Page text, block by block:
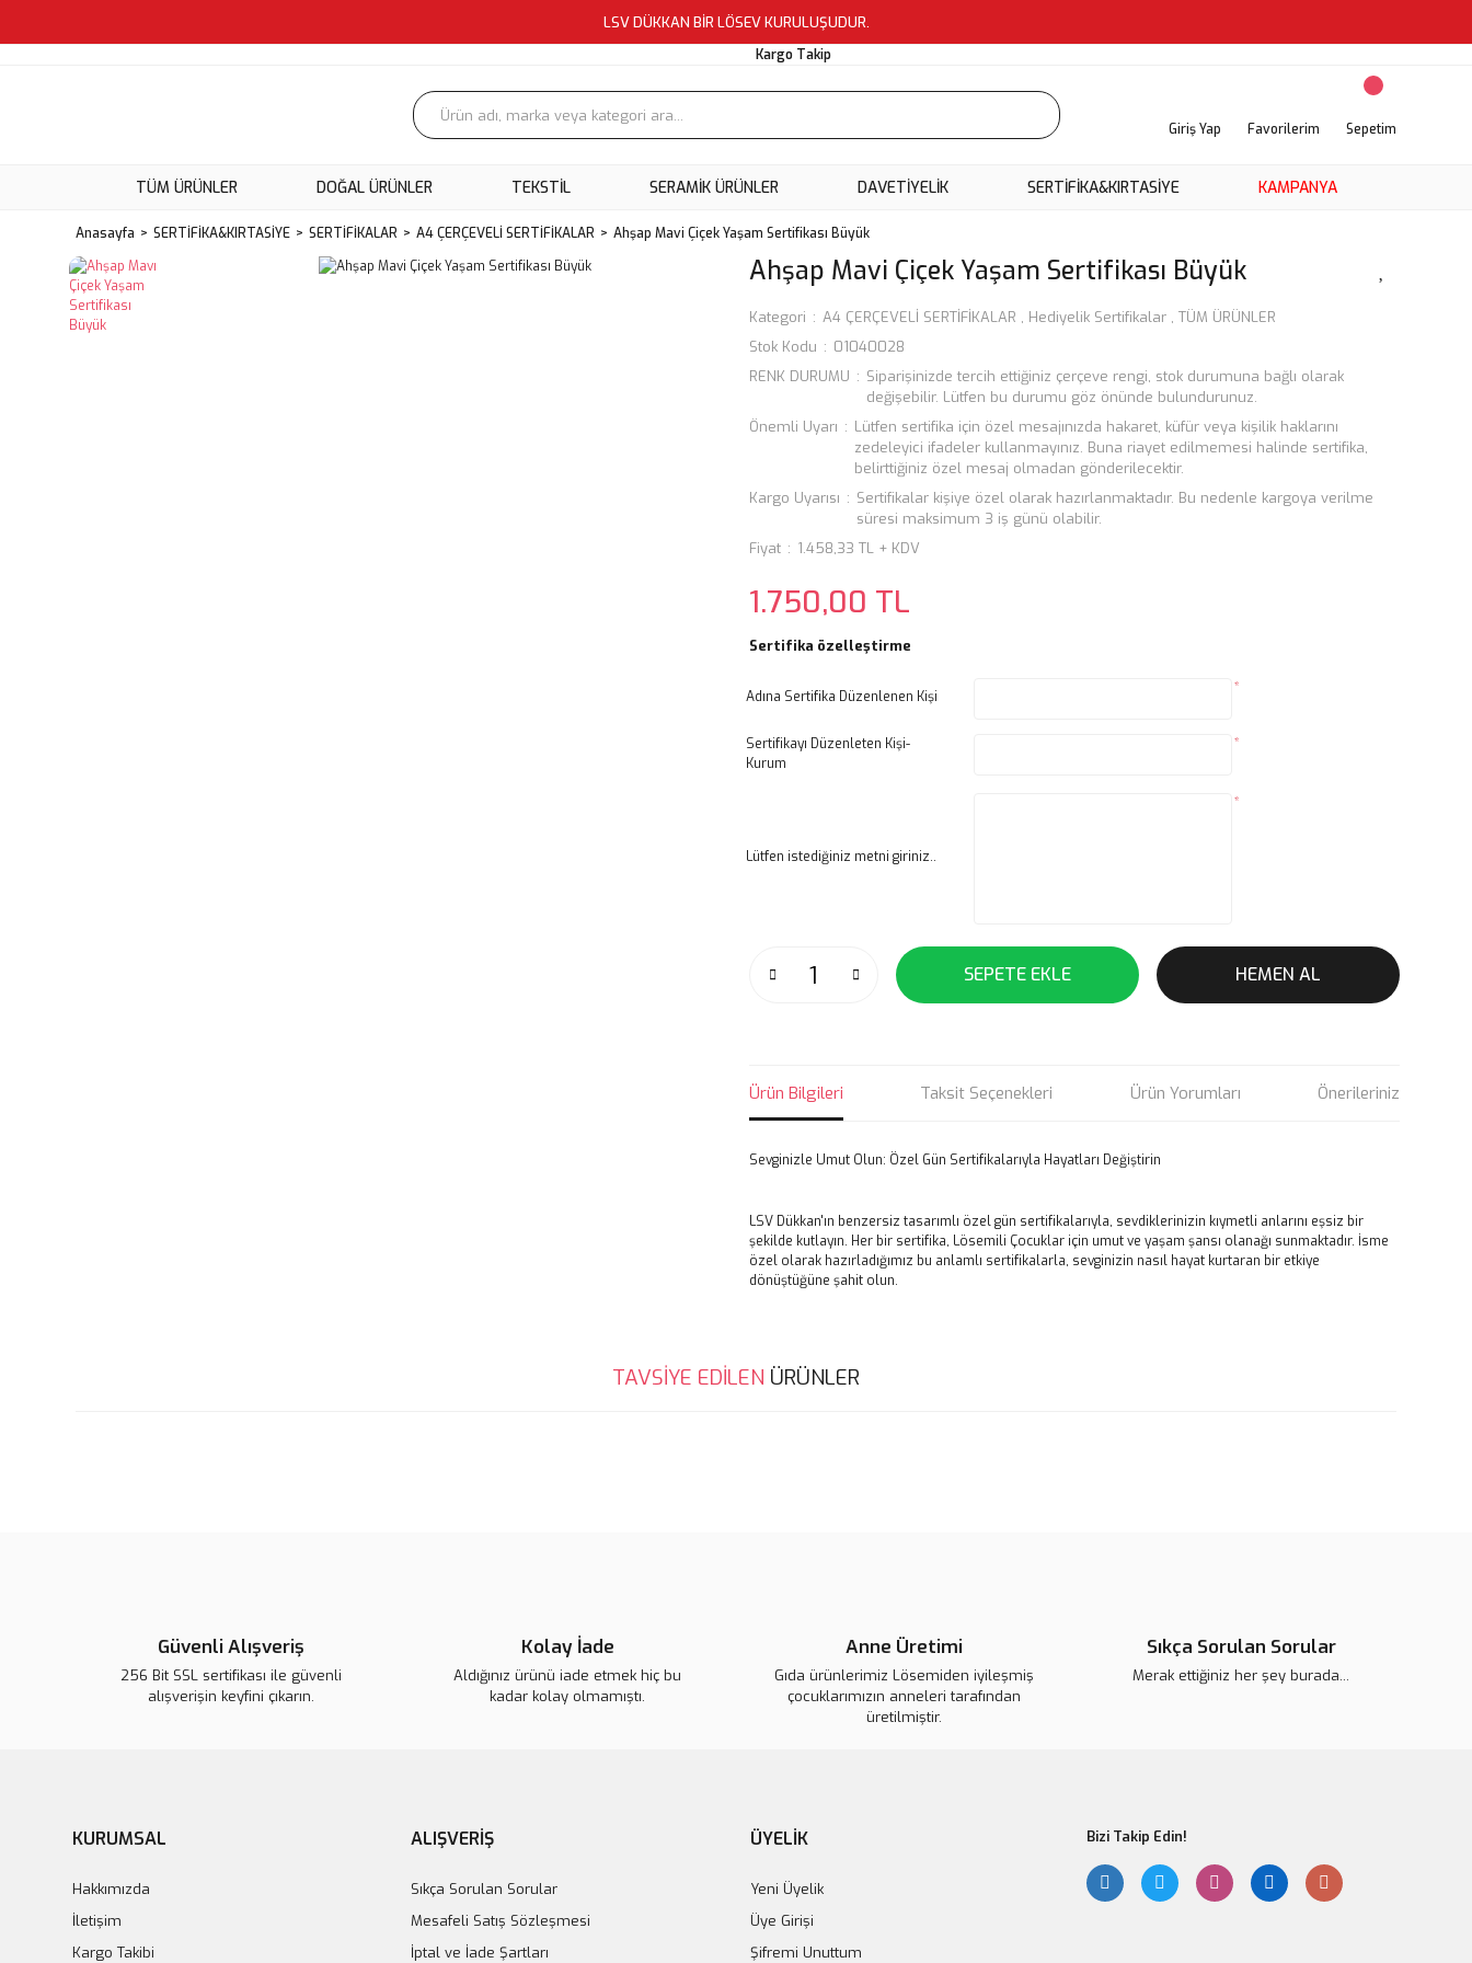
LSV DÜKKAN BİR LÖSEV KURULUŞUDUR.
Kargo Takip
Giriş Yap Favorilerim Sepetim
TÜM ÜRÜNLER DOĞAL ÜRÜNLER TEKSTİL SERAMİK ÜRÜNLER DAVETİYELİK SERTİFİKA&KIRTASİYE KAMPANYA
Anasayfa SERTİFİKA&KIRTASİYE SERTİFİKALAR A4 ÇERÇEVELİ SERTİFİKALAR Ahşap Mavi Çiçek Yaşam Sertifikası Büyük
Ahşap Mavi Çiçek Yaşam Sertifikası Büyük
Kategori A4 ÇERÇEVELİ SERTİFİKALAR , Hediyelik Sertifikalar , TÜM ÜRÜNLER
Stok Kodu
01040028
RENK DURUMU
Siparişinizde tercih ettiğiniz çerçeve rengi, stok durumuna bağlı olarak
değişebilir. Lütfen bu durumu göz önünde bulundurunuz.
Önemli Uyarı
Lütfen sertifika için özel mesajınızda hakaret, küfür veya kişilik haklarını
zedeleyici ifadeler kullanmayınız. Buna riayet edilmemesi halinde sertifika,
belirttiğiniz özel mesaj olmadan gönderilecektir.
Kargo Uyarısı
Sertifikalar kişiye özel olarak hazırlanmaktadır. Bu nedenle kargoya verilme
süresi maksimum 3 iş günü olabilir.
Fiyat
1.458,33 TL + KDV
1.750,00 TL
Sertifika özelleştirme
Adına Sertifika Düzenlenen Kişi
*
Sertifikayı Düzenleten Kişi-
Kurum
*
Lütfen istediğiniz metni giriniz..
*
SEPETE EKLE HEMEN AL
Ürün Bilgileri Taksit Seçenekleri Ürün Yorumları Önerileriniz
Sevginizle Umut Olun: Özel Gün Sertifikalarıyla Hayatları Değiştirin
LSV Dükkan'ın benzersiz tasarımlı özel gün sertifikalarıyla, sevdiklerinizin kıymetli anlarını eşsiz bir
şekilde kutlayın. Her bir sertifika, Lösemili Çocuklar için umut ve yaşam şansı olanağı sunmaktadır. İsme
özel olarak hazırladığımız bu anlamlı sertifikalarla, sevginizin nasıl hayat kurtaran bir etkiye
dönüştüğüne şahit olun.
Bu ürünün fiyat bilgisi, resim, ürün açıklamalarında ve diğer konularda yetersiz gördüğünüz
noktaları öneri formunu kullanarak tarafımıza iletebilirsiniz.
TAVSİYE EDİLEN ÜRÜNLER
Güvenli Alışveriş
256 Bit SSL sertifikası ile güvenli
alışverişin keyfini çıkarın.
Kolay İade
Aldığınız ürünü iade etmek hiç bu
kadar kolay olmamıştı.
Anne Üretimi
Gıda ürünlerimiz Lösemiden iyileşmiş
çocuklarımızın anneleri tarafından
üretilmiştir.
Sıkça Sorulan Sorular
Merak ettiğiniz her şey burada...
KURUMSAL
Hakkımızda
İletişim
Kargo Takibi
ALIŞVERİŞ
Sıkça Sorulan Sorular
Mesafeli Satış Sözleşmesi
İptal ve İade Şartları
ÜYELİK
Yeni Üyelik
Üye Girişi
Şifremi Unuttum
Bizi Takip Edin!